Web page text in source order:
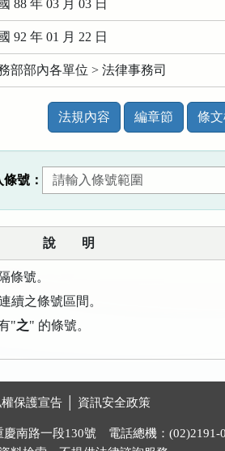
88 年 03 月 03 日
92 年 01 月 22 日
部部內各單位 > 法律事務司
法規內容 編章節 條
號：
說 明
條號。
續之條號區間。
"之" 的條號。
權保護宣告 資訊安全政策
慶南路一段130號 電話總機：(02)2191-